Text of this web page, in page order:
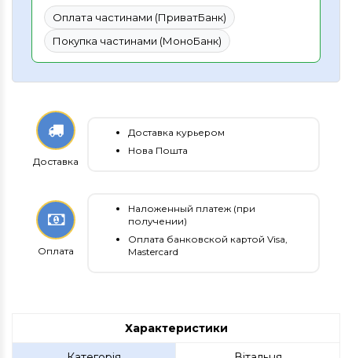
Оплата частинами (ПриватБанк)
Покупка частинами (МоноБанк)
Доставка
Доставка курьером
Нова Пошта
Оплата
Наложенный платеж (при
получении)
Оплата банковской картой Visa,
Mastercard
Характеристики